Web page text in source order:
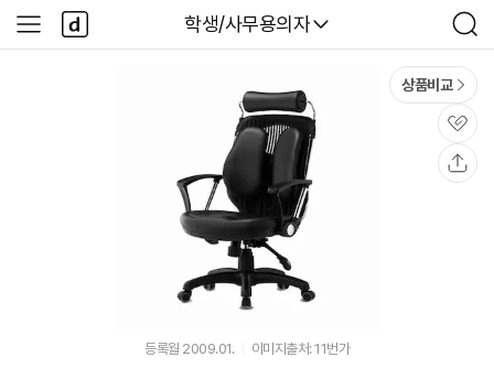
다나와
학생/사무용의자
검
색
사
이
다
나
와
상품비교
관
심
등록월 2009.01. 이미지출처: 11번가